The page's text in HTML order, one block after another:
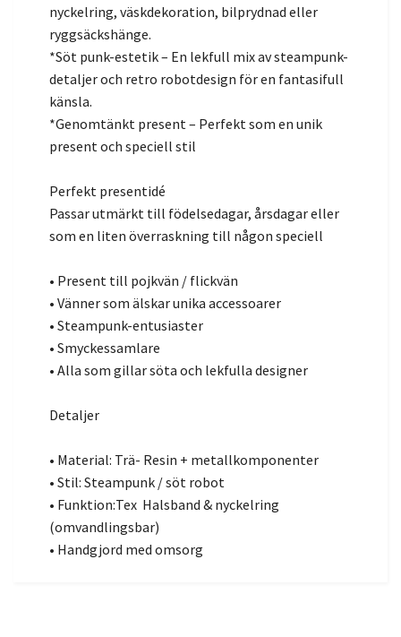
nyckelring, väskdekoration, bilprydnad eller
ryggsäckshänge.
*Söt punk-estetik – En lekfull mix av steampunk-
detaljer och retro robotdesign för en fantasifull
känsla.
*Genomtänkt present – Perfekt som en unik
present och speciell stil
Perfekt presentidé
Passar utmärkt till födelsedagar, årsdagar eller
som en liten överraskning till någon speciell
• Present till pojkvän / flickvän
• Vänner som älskar unika accessoarer
• Steampunk-entusiaster
• Smyckessamlare
• Alla som gillar söta och lekfulla designer
Detaljer
• Material: Trä- Resin + metallkomponenter
• Stil: Steampunk / söt robot
• Funktion:Tex Halsband & nyckelring
(omvandlingsbar)
• Handgjord med omsorg